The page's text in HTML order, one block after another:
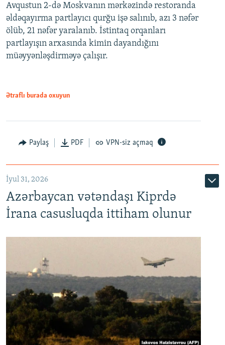
Avqustun 2-də Moskvanın mərkəzində restoranda
əldəqayırma partlayıcı qurğu işə salınıb, azı 3 nəfər
ölüb, 21 nəfər yaralanıb. İstintaq orqanları
partlayışın arxasında kimin dayandığını
müəyyənləşdirməyə çalışır.
Ətraflı burada oxuyun
Paylaş PDF VPN-siz açmaq
İyul 31, 2026
Azərbaycan vətəndaşı Kiprdə
İrana casusluqda ittiham olunur